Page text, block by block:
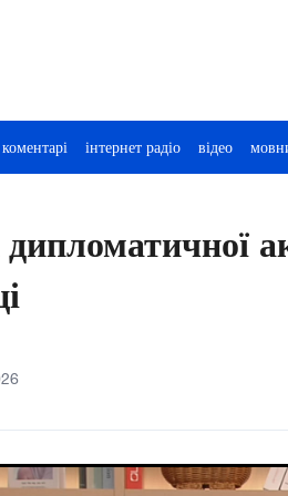
коментарі інтернет радіо відео